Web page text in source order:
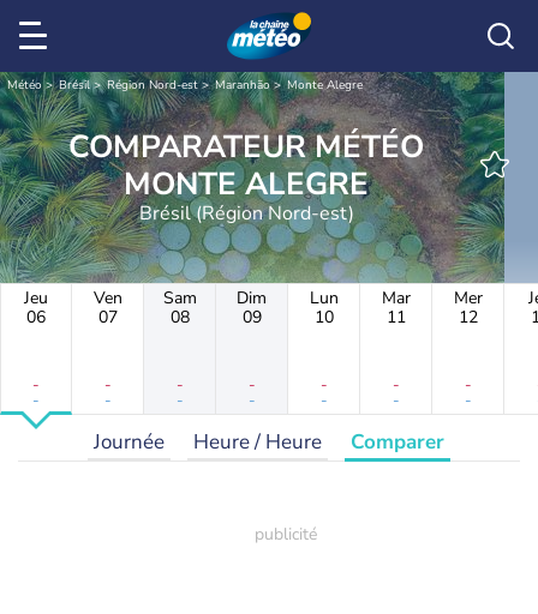
Météo Brésil Région Nord-est Maranhão Monte Alegre
COMPARATEUR MÉTÉO
MONTE ALEGRE
Brésil (Région Nord-est)
Jeu
06
-
-
Ven
07
-
-
Sam
08
-
-
Dim
09
-
-
Lun
10
-
-
Mar
11
-
-
Mer
12
-
-
Journée Heure / Heure Comparer